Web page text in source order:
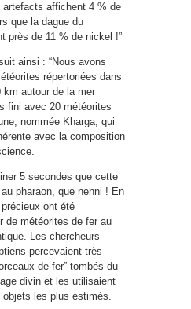
affichent 4 % de
que la dague du
près de 11 % de nickel !”
ainsi : “Nous avons
répertoriées dans
km autour de la mer
fini avec 20 météorites
nommée Kharga, qui
avec la composition
5 secondes que cette
pharaon, que nenni ! En
ont été
de météorites de fer au
Les chercheurs
percevaient très
de fer” tombés du
divin et les utilisaient
objets les plus estimés.